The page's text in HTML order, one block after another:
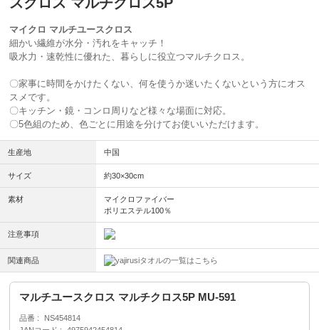
マイクロ マルチユースクロス
細かい繊維が水分・汚れをキャッチ！
吸水力・速乾性に優れた、暮らしに役立つマルチクロス。
〇家事に時間をかけたくない、何を使うか迷いたくないという方にオス
スメです。
〇キッチン・鏡・コンロ周りなど様々な場面に対応。
〇5色組のため、色ごとに用途を分けてお使いいただけます。
生産地 中国
サイズ 約30×30cm
素材
マイクロファイバー
ポリエステル100％
注意事項
関連商品 タオルの一覧はこちら
マルチユースクロス マルチクロス5P MU-591
品番
NS454814